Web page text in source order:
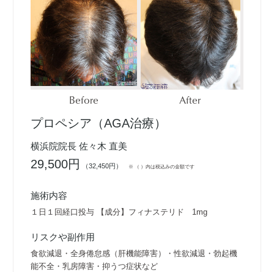
Before After
プロペシア（AGA治療）
横浜院院長 佐々木 直美
29,500円 （32,450円） ※ （ ）内は税込みの金額です
施術内容
１日１回経口投与 【成分】フィナステリド 1mg
リスクや副作用
食欲減退・全身倦怠感（肝機能障害）・性欲減退・勃起機
能不全・乳房障害・抑うつ症状など